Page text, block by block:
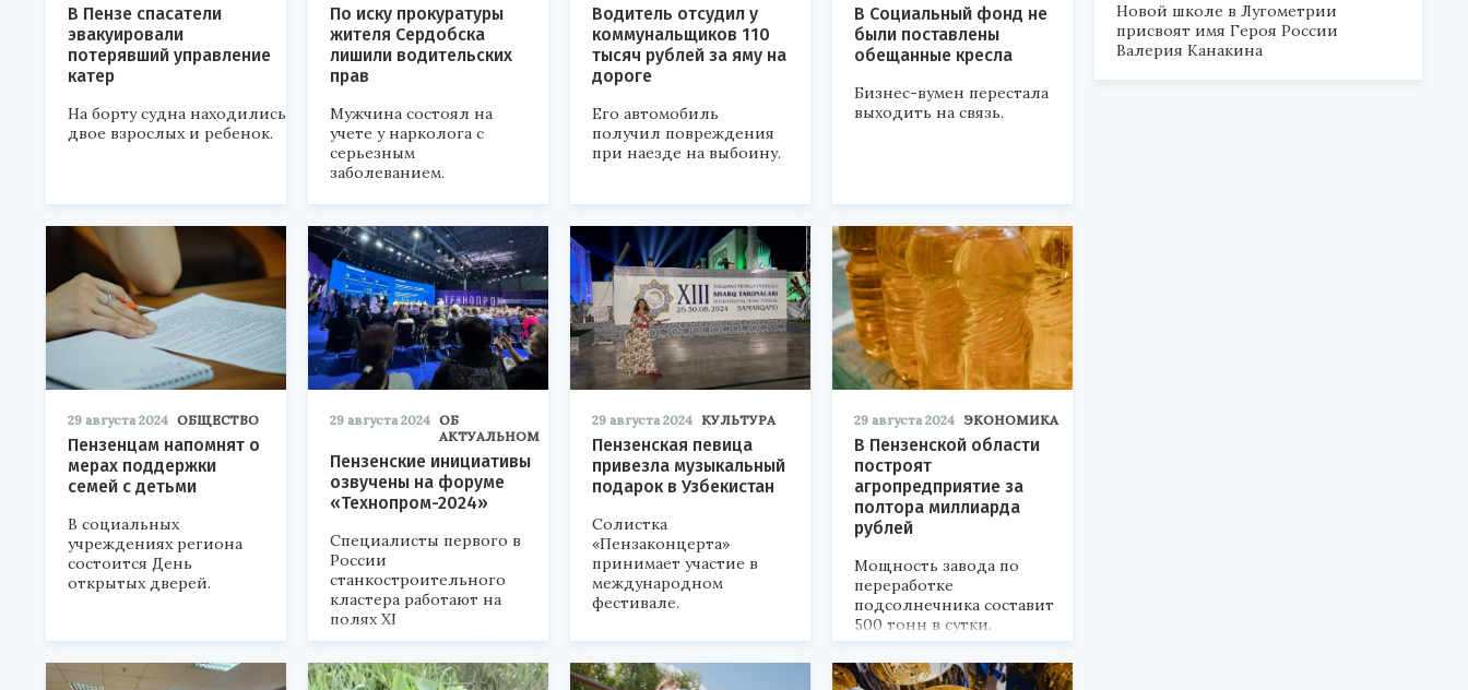
В Пензе спасатели
эвакуировали
потерявший управление
катер
На борту судна находились
двое взрослых и ребенок.
По иску прокуратуры
жителя Сердобска
лишили водительских
прав
Мужчина состоял на
учете у нарколога с
серьезным
заболеванием.
Водитель отсудил у
коммунальщиков 110
тысяч рублей за яму на
дороге
Его автомобиль
получил повреждения
при наезде на выбоину.
В Социальный фонд не
были поставлены
обещанные кресла
Бизнес-вумен перестала
выходить на связь.
29 августа 2024 ОБЩЕСТВО
Пензенцам напомнят о
мерах поддержки
семей с детьми
В социальных
учреждениях региона
состоится День
открытых дверей.
29 августа 2024 ОБ
АКТУАЛЬНОМ
Пензенские инициативы
озвучены на форуме
«Технопром-2024»
Специалисты первого в
России
станкостроительного
кластера работают на
полях XI
Международного форума
технологического
развития в Новосибирске.
29 августа 2024 КУЛЬТУРА
Пензенская певица
привезла музыкальный
подарок в Узбекистан
Солистка
«Пензаконцерта»
принимает участие в
международном
фестивале.
29 августа 2024 ЭКОНОМИКА
В Пензенской области
построят
агропредприятие за
полтора миллиарда
рублей
Мощность завода по
переработке
подсолнечника составит
500 тонн в сутки.
Новой школе в Лугометрии
присвоят имя Героя России
Валерия Канакина